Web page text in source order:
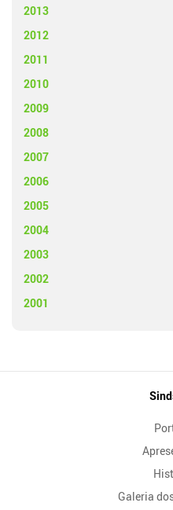
2013
2012
2011
2010
2009
2008
2007
2006
2005
2004
2003
2002
2001
Galeria